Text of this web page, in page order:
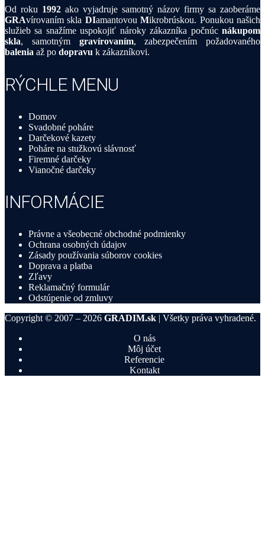
Od roku 1992 ako vyjadruje samotný názov firmy sa zaoberáme
GRAvírovaním skla DIamantovouMikrobrúskou. Ponukou našich
služieb sa snažíme uspokojiť nároky zákazníka počnúc nákupom
skla, samotným gravírovaním, zabezpečením požadovaného
balenia až po dopravu k zákazníkovi.
RÝCHLE MENU
Domov
Svadobné poháre
Darčekové kazety
Poháre na stužkovú slávnosť
Firemné darčeky
Vianočné darčeky
INFORMÁCIE
Právne a všeobecné obchodné podmienky
Ochrana osobných údajov
Zásady používania súborov cookies
Doprava a platba
Zľavy
Reklamačný formulár
Odstúpenie od zmluvy
Copyright © 2007 – 2026 GRADIM.sk
| Všetky práva vyhradené.
O nás
Môj účet
Referencie
Kontakt